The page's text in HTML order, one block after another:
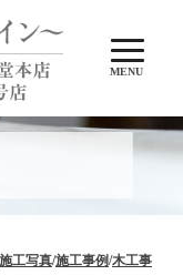
MENU
施工写真/施工事例/木工事